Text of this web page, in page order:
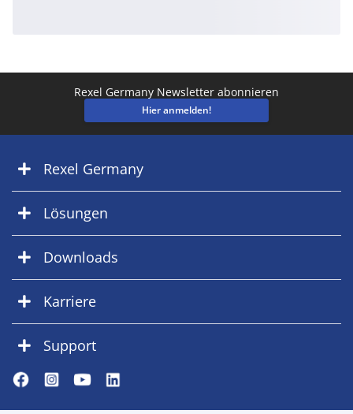
Rexel Germany Newsletter abonnieren
Hier anmelden!
Rexel Germany
Lösungen
Downloads
Karriere
Support